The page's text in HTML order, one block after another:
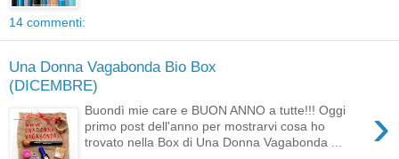
14 commenti:
Una Donna Vagabonda Bio Box
(DICEMBRE)
›
Buondì mie care e BUON ANNO a tutte!!! Oggi
primo post dell'anno per mostrarvi cosa ho
trovato nella Box di Una Donna Vagabonda ...